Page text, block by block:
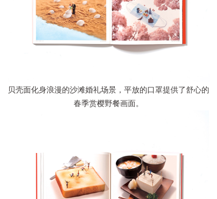
贝壳面化身浪漫的沙滩婚礼场景，平放的口罩提供了舒心的
春季赏樱野餐画面。